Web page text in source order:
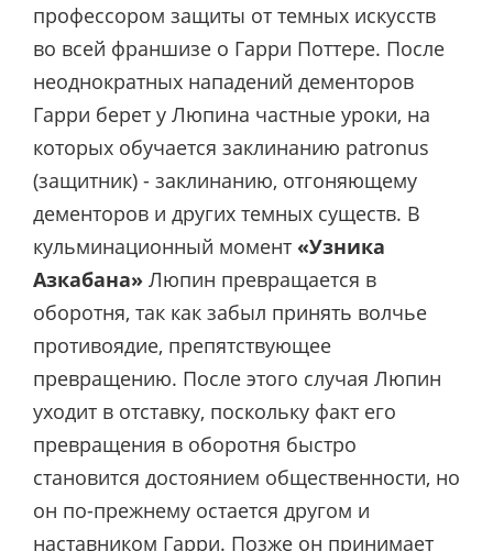
профессором защиты от темных искусств
во всей франшизе о Гарри Поттере. После
неоднократных нападений дементоров
Гарри берет у Люпина частные уроки, на
которых обучается заклинанию patronus
(защитник) - заклинанию, отгоняющему
дементоров и других темных существ. В
кульминационный момент «Узника
Азкабана» Люпин превращается в
оборотня, так как забыл принять волчье
противоядие, препятствующее
превращению. После этого случая Люпин
уходит в отставку, поскольку факт его
превращения в оборотня быстро
становится достоянием общественности, но
он по-прежнему остается другом и
наставником Гарри. Позже он принимает